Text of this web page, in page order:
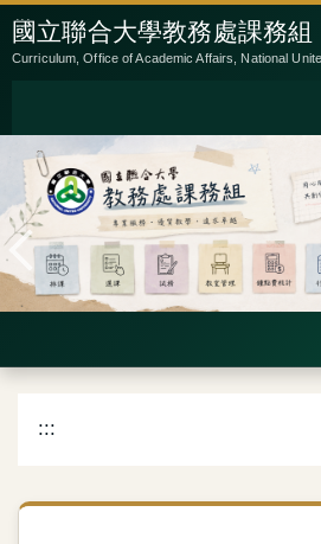
跳
到
內
容
區
:::
國立聯合大學教務處課務組
Curriculum, Office of Academic Affairs, National
:::